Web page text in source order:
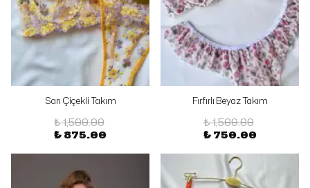
Sarı Çiçekli Takım
₺ 1,500.00
₺ 875.00
Fırfırlı Beyaz Takım
₺ 1,500.00
₺ 750.00